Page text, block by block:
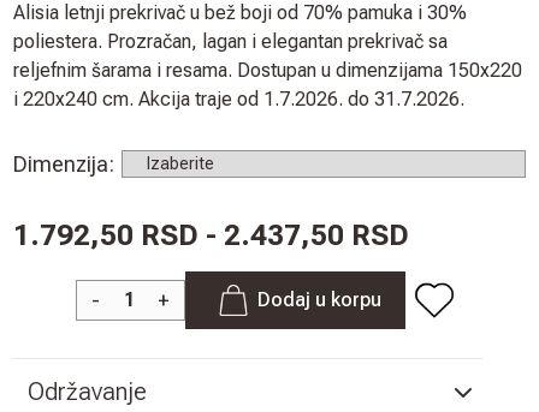
Alisia letnji prekrivač u bež boji od 70% pamuka i 30%
poliestera. Prozračan, lagan i elegantan prekrivač sa
reljefnim šarama i resama. Dostupan u dimenzijama 150x220
i 220x240 cm. Akcija traje od 1.7.2026. do 31.7.2026.
Dimenzija:
1.792,50 RSD - 2.437,50 RSD
- + Dodaj u korpu
Održavanje